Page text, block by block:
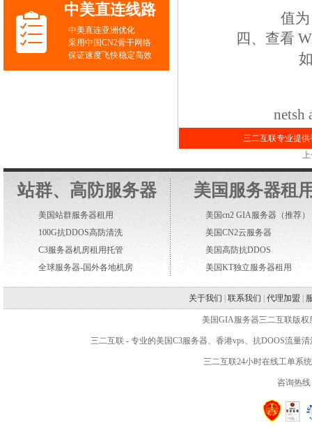
中美直连线路
中美直连亚洲优化
采用中国CN2骨干网络
保证速度飞快稳定高效
值
四、查看
netsh
三二互联专业提
站群、高防服务器
美国站群服务器租用
100G抗DDOS高防清洗
C3服务器机房租用托管
全球服务器-国外各地机房
美国服务器租
美国cn2 GIA服务器 （推荐）
美国CN2云服务器
美国高防抗DDOS
美国KT独立服务器租用
关于我们 联系我们 代理加盟
美国GIA服务器三二互联版权
三二互联- 专业的美国C3服务器、 香港vps、抗DOOS流量
三二互联24小时在线工单系
咨询热